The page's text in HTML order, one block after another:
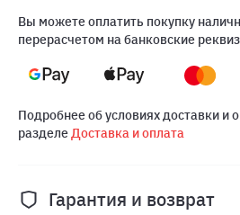
Вы можете оплатить покупку
перерасчетом на банковские
Подробнее об условиях доставки и
разделеДоставка и оплата
Гарантия и возврат